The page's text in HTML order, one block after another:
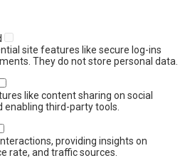
site features like secure log-ins
They do not store personal data.
like content sharing on social
third-party tools.
providing insights on
rate, and traffic sources.